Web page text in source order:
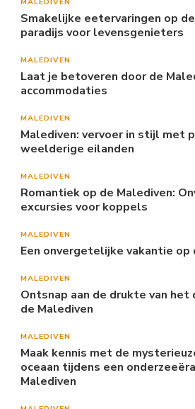
Smakelijke eetervaringen op
paradijs voor levensgenieters
MALEDIVEN
Laat je betoveren door de
accommodaties
MALEDIVEN
Malediven: vervoer in stijl met
weelderige eilanden
MALEDIVEN
Romantiek op de Malediven:
excursies voor koppels
MALEDIVEN
Een onvergetelijke vakantie op
MALEDIVEN
Ontsnap aan de drukte van
de Malediven
MALEDIVEN
Maak kennis met de
oceaan tijdens een
Malediven